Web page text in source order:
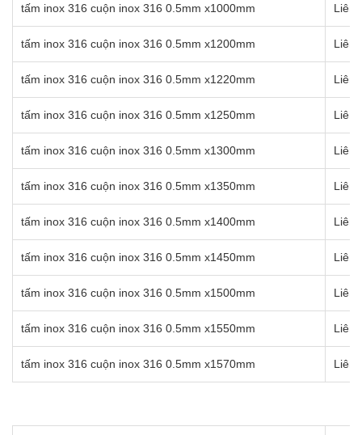
tấm inox 316 cuộn inox 316 0.5mm x1000mm Liên
tấm inox 316 cuộn inox 316 0.5mm x1200mm Liên
tấm inox 316 cuộn inox 316 0.5mm x1220mm Liên
tấm inox 316 cuộn inox 316 0.5mm x1250mm Liên
tấm inox 316 cuộn inox 316 0.5mm x1300mm Liên
tấm inox 316 cuộn inox 316 0.5mm x1350mm Liên
tấm inox 316 cuộn inox 316 0.5mm x1400mm Liên
tấm inox 316 cuộn inox 316 0.5mm x1450mm Liên
tấm inox 316 cuộn inox 316 0.5mm x1500mm Liên
tấm inox 316 cuộn inox 316 0.5mm x1550mm Liên
tấm inox 316 cuộn inox 316 0.5mm x1570mm Liên